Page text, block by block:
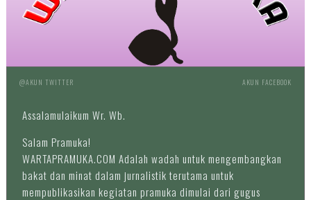
@AKUN TWITTER AKUN FACEBOOK
Assalamulaikum Wr. Wb.
Salam Pramuka!
WARTAPRAMUKA.COM Adalah wadah untuk mengembangkan
bakat dan minat dalam jurnalistik terutama untuk
mempublikasikan kegiatan pramuka dimulai dari gugus